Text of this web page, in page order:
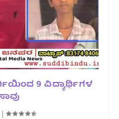
9 ವಿದ್ಯಾರ್ಥಿಗಳ
|